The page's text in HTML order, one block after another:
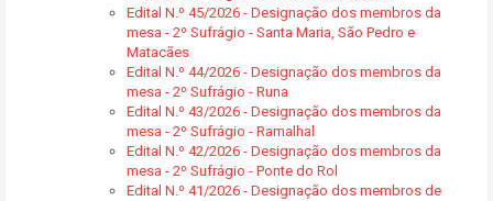
Edital N.º 45/2026 - Designação dos membros da
mesa - 2º Sufrágio - Santa Maria, São Pedro e
Matacães
Edital N.º 44/2026 - Designação dos membros da
mesa - 2º Sufrágio - Runa
Edital N.º 43/2026 - Designação dos membros da
mesa - 2º Sufrágio - Ramalhal
Edital N.º 42/2026 - Designação dos membros da
mesa - 2º Sufrágio - Ponte do Rol
Edital N.º 41/2026 - Designação dos membros de